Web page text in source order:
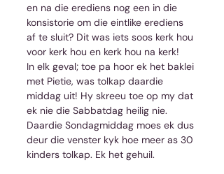
en na die erediens nog een in die
konsistorie om die eintlike erediens
af te sluit? Dit was iets soos kerk hou
voor kerk hou en kerk hou na kerk!
In elk geval; toe pa hoor ek het baklei
met Pietie, was tolkap daardie
middag uit! Hy skreeu toe op my dat
ek nie die Sabbatdag heilig nie.
Daardie Sondagmiddag moes ek dus
deur die venster kyk hoe meer as 30
kinders tolkap. Ek het gehuil.